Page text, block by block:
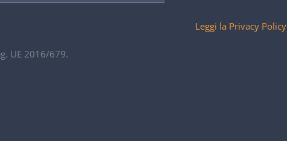
UE 2016/679.
Leggi la Privacy Policy